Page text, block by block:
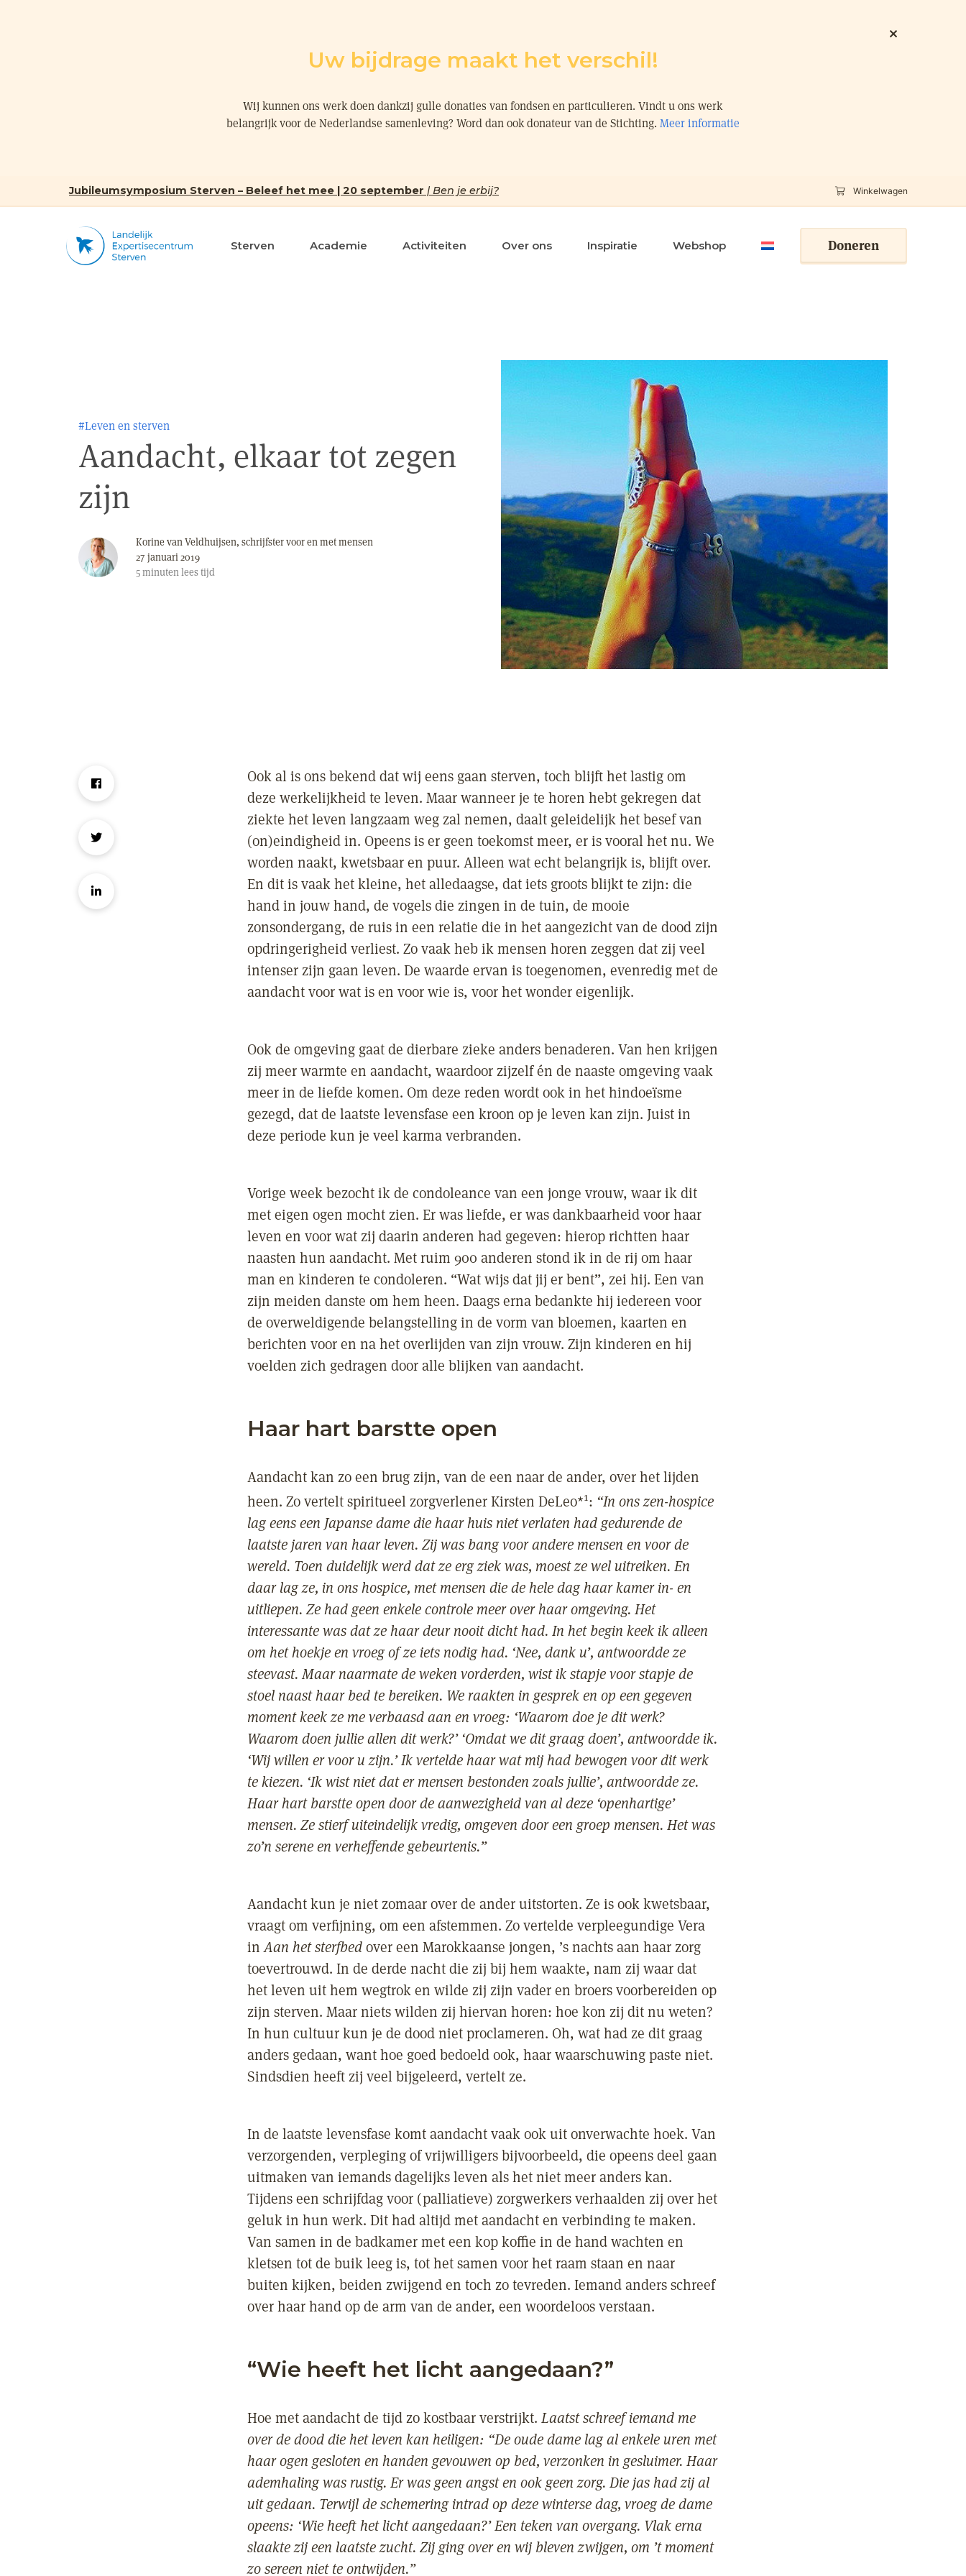
Uw bijdrage maakt het verschil!
Wij kunnen ons werk doen dankzij gulle donaties van fondsen en particulieren. Vindt u ons werk
belangrijk voor de Nederlandse samenleving? Word dan ook donateur van de Stichting. Meer informatie
Jubileumsymposium Sterven – Beleef het mee | 20 september | Ben je erbij? Winkelwagen
Sterven Academie Activiteiten Over ons Inspiratie Webshop Doneren
#Leven en sterven
Aandacht, elkaar tot zegen
zijn
Korine van Veldhuijsen, schrijfster voor en met mensen
27 januari 2019
5minutenlees tijd
Ook al is ons bekend dat wij eens gaan sterven, toch blijft het lastig om
deze werkelijkheid te leven. Maar wanneer je te horen hebt gekregen dat
ziekte het leven langzaam weg zal nemen, daalt geleidelijk het besef van
(on)eindigheid in. Opeens is er geen toekomst meer, er is vooral het nu. We
worden naakt, kwetsbaar en puur. Alleen wat echt belangrijk is, blijft over.
En dit is vaak het kleine, het alledaagse, dat iets groots blijkt te zijn: die
hand in jouw hand, de vogels die zingen in de tuin, de mooie
zonsondergang, de ruis in een relatie die in het aangezicht van de dood zijn
opdringerigheid verliest. Zo vaak heb ik mensen horen zeggen dat zij veel
intenser zijn gaan leven. De waarde ervan is toegenomen, evenredig met de
aandacht voor wat is en voor wie is, voor het wonder eigenlijk.
Ook de omgeving gaat de dierbare zieke anders benaderen. Van hen krijgen
zij meer warmte en aandacht, waardoor zijzelf én de naaste omgeving vaak
meer in de liefde komen. Om deze reden wordt ook in het hindoeïsme
gezegd, dat de laatste levensfase een kroon op je leven kan zijn. Juist in
deze periode kun je veel karma verbranden.
Vorige week bezocht ik de condoleance van een jonge vrouw, waar ik dit
met eigen ogen mocht zien. Er was liefde, er was dankbaarheid voor haar
leven en voor wat zij daarin anderen had gegeven: hierop richtten haar
naasten hun aandacht. Met ruim 900 anderen stond ik in de rij om haar
man en kinderen te condoleren. “Wat wijs dat jij er bent”, zei hij. Een van
zijn meiden danste om hem heen. Daags erna bedankte hij iedereen voor
de overweldigende belangstelling in de vorm van bloemen, kaarten en
berichten voor en na het overlijden van zijn vrouw. Zijn kinderen en hij
voelden zich gedragen door alle blijken van aandacht.
Haar hart barstte open
Aandacht kan zo een brug zijn, van de een naar de ander, over het lijden
heen. Zo vertelt spiritueel zorgverlener Kirsten DeLeo*1: “In ons zen-hospice
lag eens een Japanse dame die haar huis niet verlaten had gedurende de
laatste jaren van haar leven. Zij was bang voor andere mensen en voor de
wereld. Toen duidelijk werd dat ze erg ziek was, moest ze wel uitreiken. En
daar lag ze, in ons hospice, met mensen die de hele dag haar kamer in- en
uitliepen. Ze had geen enkele controle meer over haar omgeving. Het
interessante was dat ze haar deur nooit dicht had. In het begin keek ik alleen
om het hoekje en vroeg of ze iets nodig had. ‘Nee, dank u’, antwoordde ze
steevast. Maar naarmate de weken vorderden, wist ik stapje voor stapje de
stoel naast haar bed te bereiken. We raakten in gesprek en op een gegeven
moment keek ze me verbaasd aan en vroeg: ‘Waarom doe je dit werk?
Waarom doen jullie allen dit werk?’ ‘Omdat we dit graag doen’, antwoordde ik.
‘Wij willen er voor u zijn.’ Ik vertelde haar wat mij had bewogen voor dit werk
te kiezen. ‘Ik wist niet dat er mensen bestonden zoals jullie’, antwoordde ze.
Haar hart barstte open door de aanwezigheid van al deze ‘openhartige’
mensen. Ze stierf uiteindelijk vredig, omgeven door een groep mensen. Het was
zo’n serene en verheffende gebeurtenis.”
Aandacht kun je niet zomaar over de ander uitstorten. Ze is ook kwetsbaar,
vraagt om verfijning, om een afstemmen. Zo vertelde verpleegundige Vera
inAan het sterfbedover een Marokkaanse jongen, ’s nachts aan haar zorg
toevertrouwd. In de derde nacht die zij bij hem waakte, nam zij waar dat
het leven uit hem wegtrok en wilde zij zijn vader en broers voorbereiden op
zijn sterven. Maar niets wilden zij hiervan horen: hoe kon zij dit nu weten?
In hun cultuur kun je de dood niet proclameren. Oh, wat had ze dit graag
anders gedaan, want hoe goed bedoeld ook, haar waarschuwing paste niet.
Sindsdien heeft zij veel bijgeleerd, vertelt ze.
In de laatste levensfase komt aandacht vaak ook uit onverwachte hoek. Van
verzorgenden, verpleging of vrijwilligers bijvoorbeeld, die opeens deel gaan
uitmaken van iemands dagelijks leven als het niet meer anders kan.
Tijdens een schrijfdag voor (palliatieve) zorgwerkers verhaalden zij over het
geluk in hun werk. Dit had altijd met aandacht en verbinding te maken.
Van samen in de badkamer met een kop koffie in de hand wachten en
kletsen tot de buik leeg is, tot het samen voor het raam staan en naar
buiten kijken, beiden zwijgend en toch zo tevreden. Iemand anders schreef
over haar hand op de arm van de ander, een woordeloos verstaan.
“Wie heeft het licht aangedaan?”
Hoe met aandacht de tijd zo kostbaar verstrijkt.Laatst schreef iemand me
over de dood die het leven kan heiligen: “De oude dame lag al enkele uren met
haar ogen gesloten en handen gevouwen op bed, verzonken in gesluimer. Haar
ademhaling was rustig. Er was geen angst en ook geen zorg. Die jas had zij al
uit gedaan. Terwijl de schemering intrad op deze winterse dag, vroeg de dame
opeens: ‘Wie heeft het licht aangedaan?’ Een teken van overgang. Vlak erna
slaakte zij een laatste zucht. Zij ging over en wij bleven zwijgen, om ’t moment
zo sereen niet te ontwijden.”